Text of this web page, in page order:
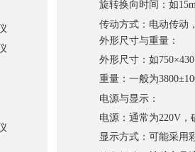
旋转换向时间 ：如
传动方式：电动传动
外形尺寸与重量：
外形尺寸：如
重量：一般为
电源与显示：
电源：通常为220V，
显示方式：可能采用